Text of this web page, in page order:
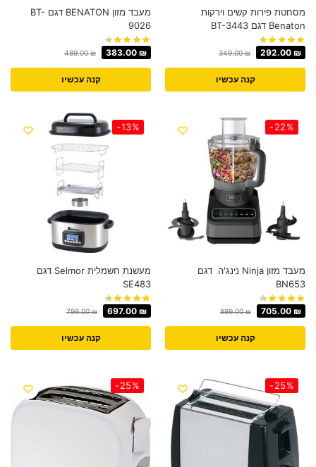
מסחטת ‏פירות קשים וירקות
Benaton דגם BT-3443
349.00₪ 292.00 ₪
קנה עכשיו
מעבד מזון BENATON דגם BT-
9026
489.00₪ 383.00 ₪
קנה עכשיו
-22%
מעבד מזון Ninja נינג'ה דגם
BN653
899.00₪ 705.00 ₪
קנה עכשיו
-13%
מעשנת ‏חשמלית Selmor דגם
SE483
799.00₪ 697.00 ₪
קנה עכשיו
-25%
-25%